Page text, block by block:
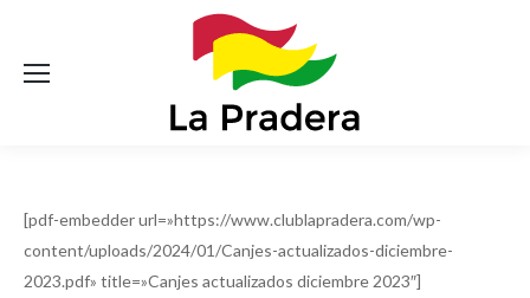
[pdf-embedder url=»https://www.clublapradera.com/wp-
content/uploads/2024/01/Canjes-actualizados-diciembre-
2023.pdf» title=»Canjes actualizados diciembre 2023″]